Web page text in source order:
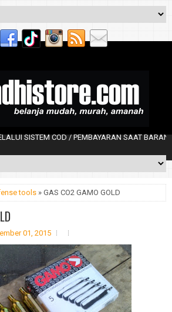
COD / PEMBAYARAN SAAT BARANG
tools » GAS CO2 GAMO GOLD
01, 2015